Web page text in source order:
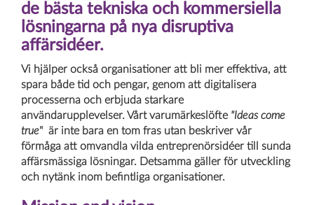
de bästa tekniska och kommersiella
lösningarna på nya disruptiva
affärsidéer.
Vi hjälper också organisationer att bli mer effektiva, att
spara både tid och pengar, genom att digitalisera
processerna och erbjuda starkare
användarupplevelser. Vårt varumärkeslöfte "Ideas come
true" är inte bara en tom fras utan beskriver vår
förmåga att omvandla vilda entreprenörsidéer till sunda
affärsmässiga lösningar. Detsamma gäller för utveckling
och nytänk inom befintliga organisationer.